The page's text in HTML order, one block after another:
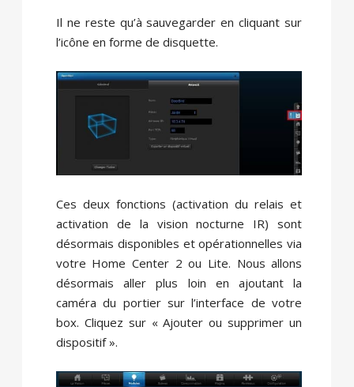
Il ne reste qu’à sauvegarder en cliquant sur
l’icône en forme de disquette.
Ces deux fonctions (activation du relais et
activation de la vision nocturne IR) sont
désormais disponibles et opérationnelles via
votre Home Center 2 ou Lite. Nous allons
désormais aller plus loin en ajoutant la
caméra du portier sur l’interface de votre
box. Cliquez sur « Ajouter ou supprimer un
dispositif ».